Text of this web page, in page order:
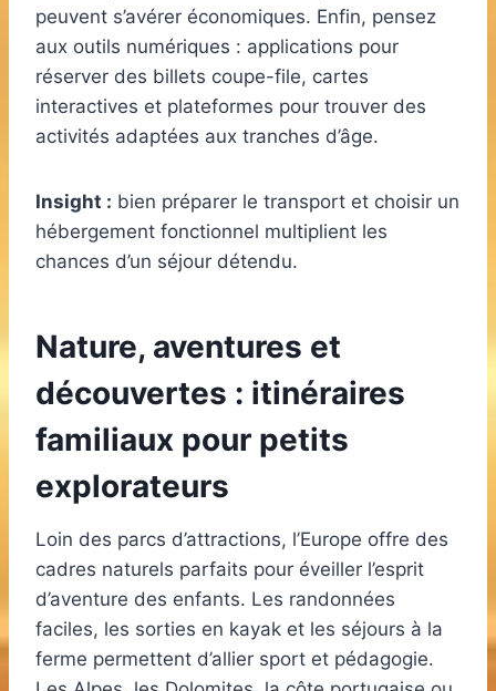
peuvent s’avérer économiques. Enfin, pensez
aux outils numériques : applications pour
réserver des billets coupe-file, cartes
interactives et plateformes pour trouver des
activités adaptées aux tranches d’âge.
Insight : bien préparer le transport et choisir un
hébergement fonctionnel multiplient les
chances d’un séjour détendu.
Nature, aventures et
découvertes : itinéraires
familiaux pour petits
explorateurs
Loin des parcs d’attractions, l’Europe offre des
cadres naturels parfaits pour éveiller l’esprit
d’aventure des enfants. Les randonnées
faciles, les sorties en kayak et les séjours à la
ferme permettent d’allier sport et pédagogie.